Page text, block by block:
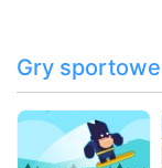
Gry sportowe